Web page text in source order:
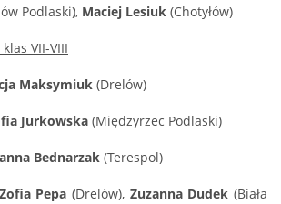
Podlaski), Maciej Lesiuk (Chotyłów)
VII-VIII
Maksymiuk (Drelów)
Jurkowska (Międzyrzec Podlaski)
Bednarzak (Terespol)
Zofia Pepa (Drelów), Zuzanna Dudek (Biała